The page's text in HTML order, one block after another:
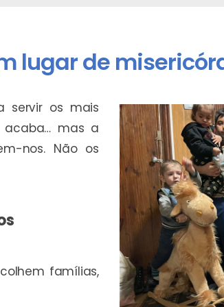
lugar de
servir os mais
acaba… mas a
nos. Não os
famílias,